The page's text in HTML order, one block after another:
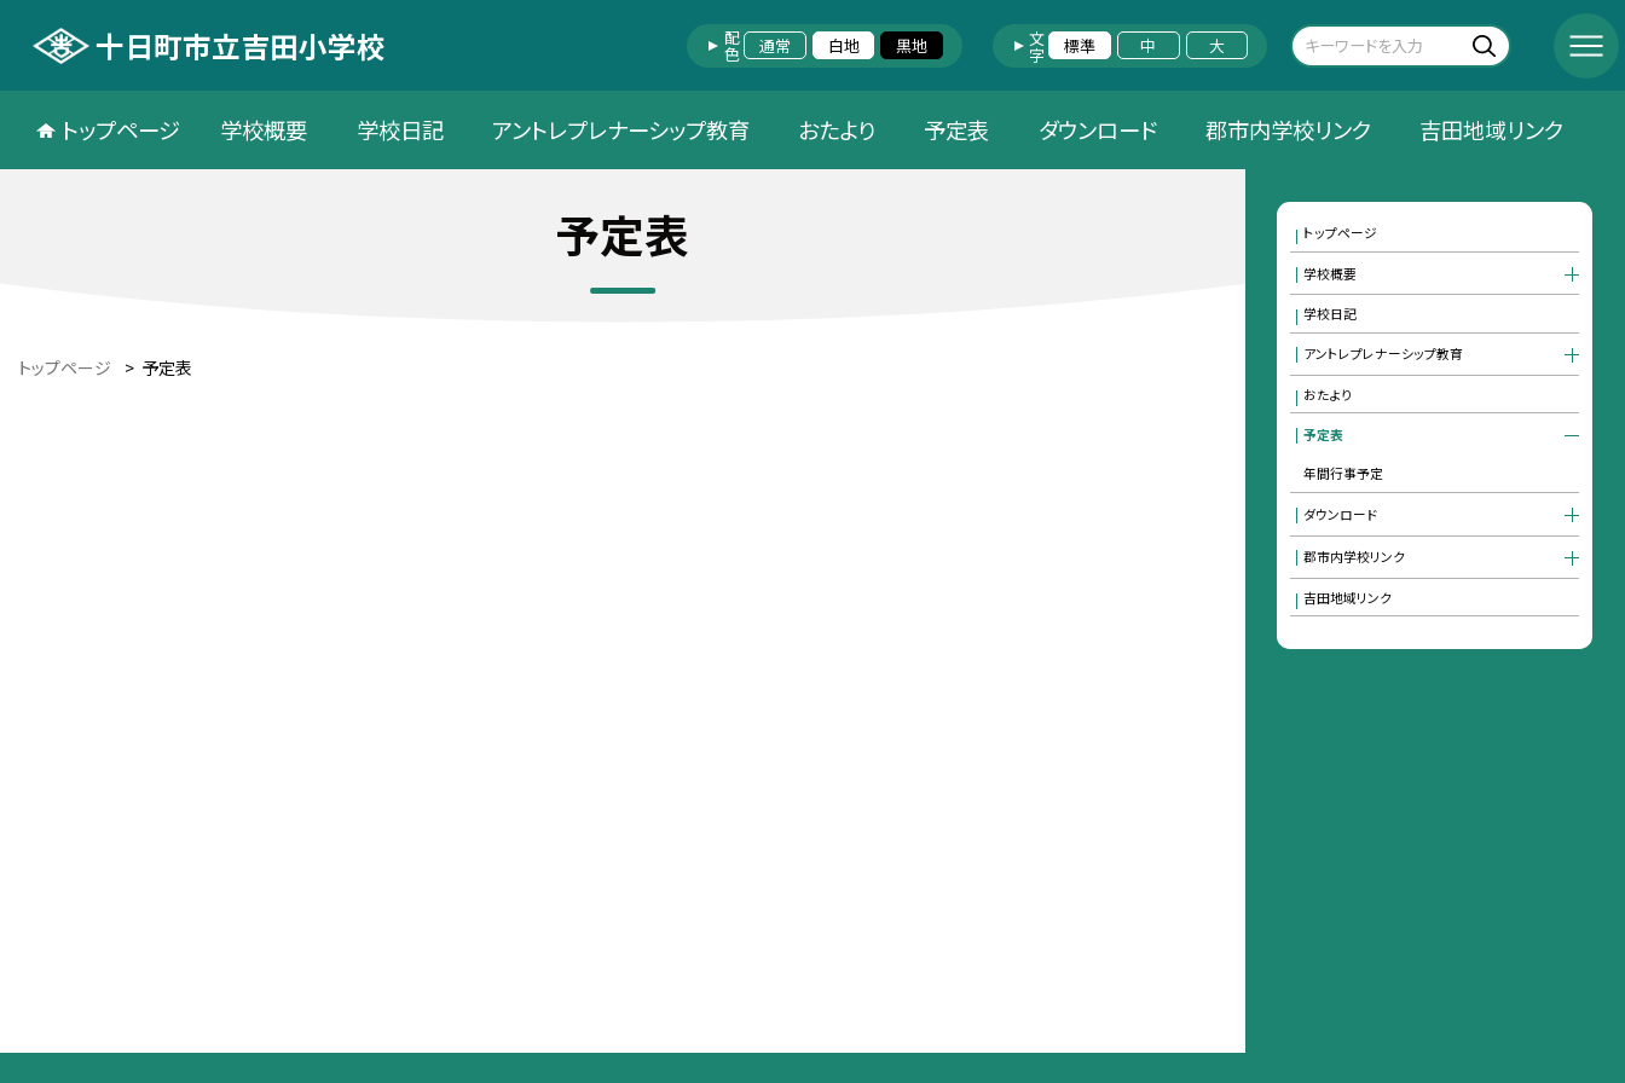
十日町市立吉田小学校 配色 通常 白地 黒地 文字 標準 中 大
トップページ 学校概要 学校日記 アントレプレナーシップ教育 おたより 予定表 ダウンロード 郡市内学校リンク 吉田地域リンク
予定表
トップページ > 予定表
トップページ
学校概要
学校日記
アントレプレナーシップ教育
おたより
予定表
年間行事予定
ダウンロード
郡市内学校リンク
吉田地域リンク